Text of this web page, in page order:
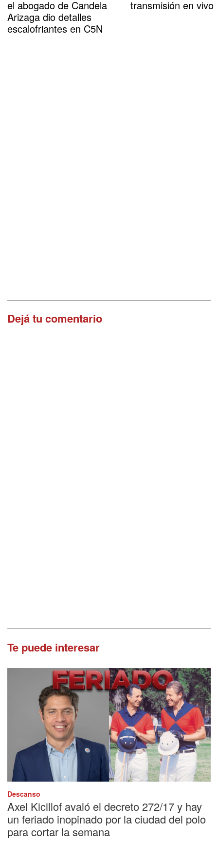
el abogado de Candela
Arizaga dio detalles
escalofriantes en C5N
transmisión en vivo
Dejá tu comentario
Te puede interesar
Descanso
Axel Kicillof avaló el decreto 272/17 y hay
un feriado inopinado por la ciudad del polo
para cortar la semana